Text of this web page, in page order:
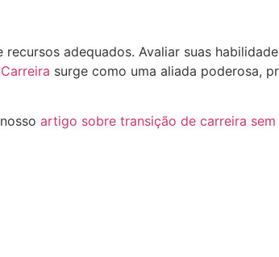
adequados. Avaliar suas
surge como uma aliada poderosa,
artigo sobre transição de carreira